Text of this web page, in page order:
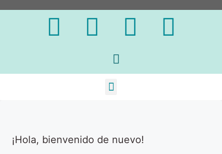
¡Hola, bienvenido de nuevo!